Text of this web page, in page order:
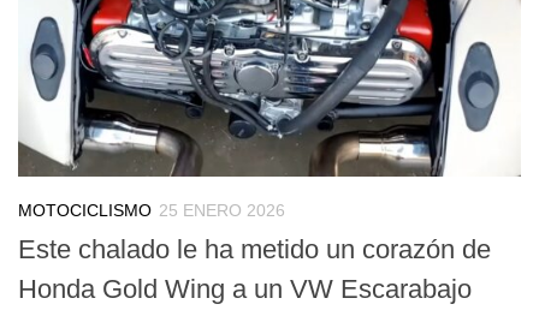
MOTOCICLISMO 25 ENERO 2026
Este chalado le ha metido un corazón de
Honda Gold Wing a un VW Escarabajo